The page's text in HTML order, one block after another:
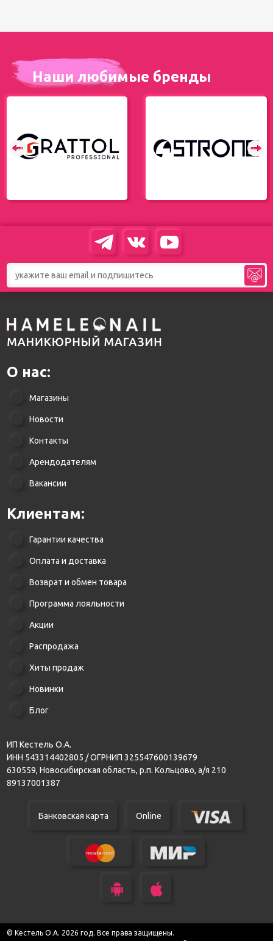
Наши любимые бренды
О нас:
Магазины
Новости
Контакты
Арендодателям
Вакансии
Клиентам:
Гарантии качества
Оплата и доставка
Возврат и обмен товара
Программа лояльности
Акции
Распродажа
Хиты продаж
Новинки
Блог
ИП Кестель О.А.
ИНН 543314402805 / ОГРНИП 325547600139679
630559, Новосибирская область, р.п. Кольцово, а/я 210
89137001387
Банковская карта Online
© Кестель О.А. 2026 год. Все права защищены.